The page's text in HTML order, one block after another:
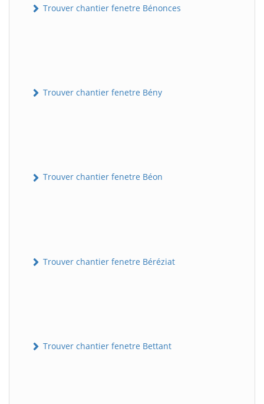
Trouver chantier fenetre Bénonces
Trouver chantier fenetre Bény
Trouver chantier fenetre Béon
Trouver chantier fenetre Béréziat
Trouver chantier fenetre Bettant